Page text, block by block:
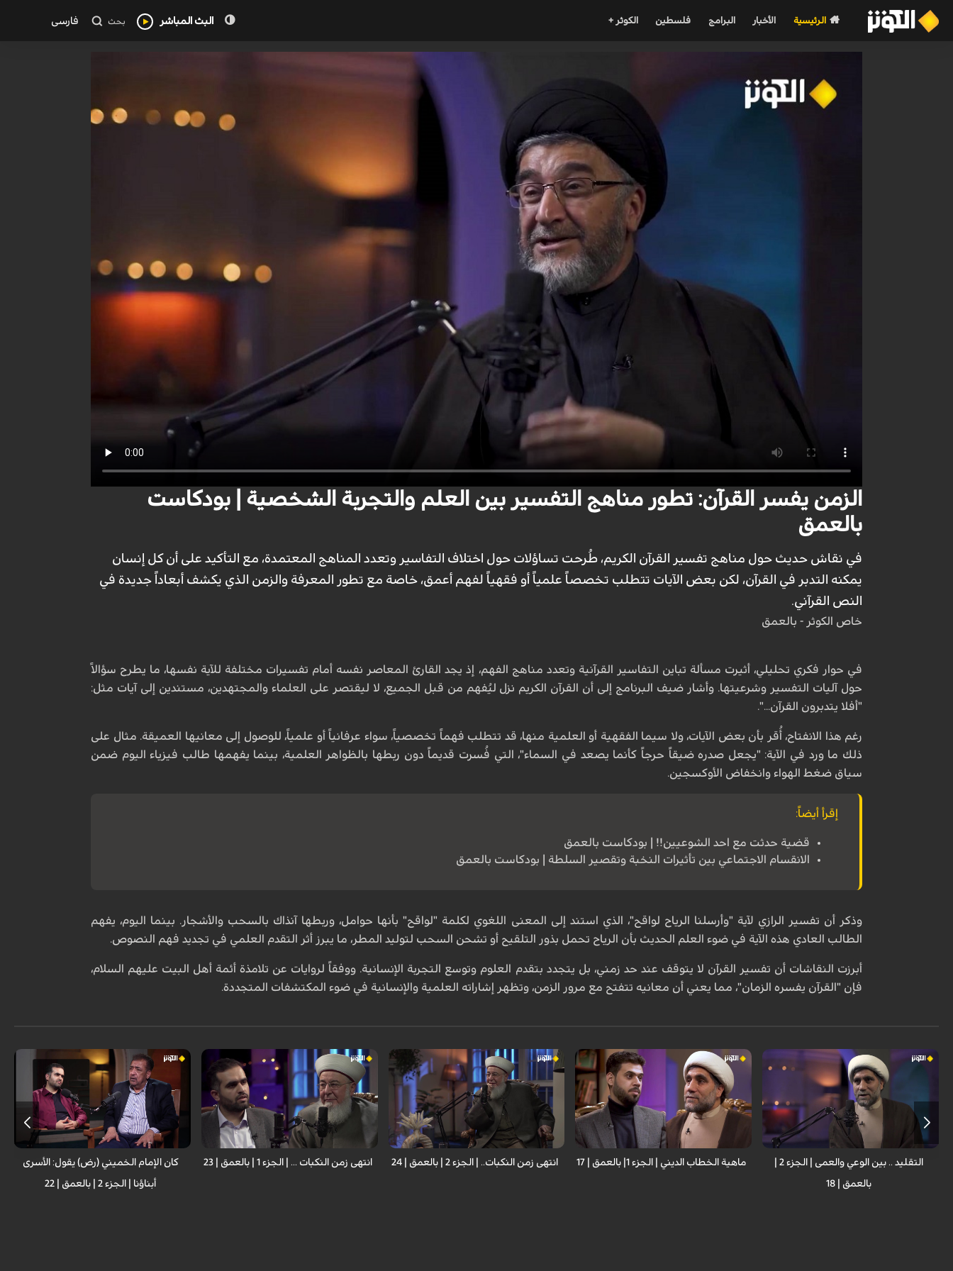
الرئيسية الأخبار البرامج فلسطين الكوثر + البث المباشر بحث فارسی
الزمن يفسر القرآن: تطور مناهج التفسير بين العلم والتجربة الشخصية | بودكاست
بالعمق
في نقاش حديث حول مناهج تفسير القرآن الكريم، طُرحت تساؤلات حول اختلاف التفاسير وتعدد المناهج المعتمدة، مع التأكيد على أن كل إنسان
يمكنه التدبر في القرآن، لكن بعض الآيات تتطلب تخصصاً علمياً أو فقهياً لفهم أعمق، خاصة مع تطور المعرفة والزمن الذي يكشف أبعاداً جديدة في
النص القرآني.
خاص الكوثر - بالعمق
في حوار فكري تحليلي، أثيرت مسألة تباين التفاسير القرآنية وتعدد مناهج الفهم، إذ يجد القارئ المعاصر نفسه أمام تفسيرات مختلفة للآية نفسها، ما يطرح سؤالاً
حول آليات التفسير وشرعيتها. وأشار ضيف البرنامج إلى أن القرآن الكريم نزل ليُفهم من قبل الجميع، لا ليقتصر على العلماء والمجتهدين، مستندين إلى آيات مثل:
"أفلا يتدبرون القرآن...".
رغم هذا الانفتاح، أُقر بأن بعض الآيات، ولا سيما الفقهية أو العلمية منها، قد تتطلب فهماً تخصصياً، سواء عرفانياً أو علمياً، للوصول إلى معانيها العميقة. مثال على
ذلك ما ورد في الآية: "يجعل صدره ضيقاً حرجاً كأنما يصعد في السماء"، التي فُسرت قديماً دون ربطها بالظواهر العلمية، بينما يفهمها طالب فيزياء اليوم ضمن
سياق ضغط الهواء وانخفاض الأوكسجين.
إقرأ أيضاً:
قضية حدثت مع احد الشوعيين!! | بودكاست بالعمق
الانقسام الاجتماعي بين تأثيرات النخبة وتقصير السلطة | بودكاست بالعمق
وذكر أن تفسير الرازي لآية "وأرسلنا الرياح لواقح"، الذي استند إلى المعنى اللغوي لكلمة "لواقح" بأنها حوامل، وربطها آنذاك بالسحب والأشجار. بينما اليوم، يفهم
الطالب العادي هذه الآية في ضوء العلم الحديث بأن الرياح تحمل بذور التلقيح أو تشحن السحب لتوليد المطر، ما يبرز أثر التقدم العلمي في تجديد فهم النصوص.
أبرزت النقاشات أن تفسير القرآن لا يتوقف عند حد زمني، بل يتجدد بتقدم العلوم وتوسع التجربة الإنسانية. ووفقاً لروايات عن تلامذة أئمة أهل البيت عليهم السلام،
فإن "القرآن يفسره الزمان"، مما يعني أن معانيه تتفتح مع مرور الزمن، وتظهر إشاراته العلمية والإنسانية في ضوء المكتشفات المتجددة.
ضيف الحلقة: د. الشيخ محمد علي ميرزائي؛
مؤسس مركز الحضارة لتنمية الفكر الإسلامي
التقليد .. بين الوعي والعمى | الجزء 2 |
بالعمق | 18
ضيف الحلقة: د. الشيخ محمد علي ميرزائي؛
مؤسس مركز الحضارة لتنمية الفكر الإسلامي
ماهية الخطاب الديني | الجزء 1| بالعمق | 17
ضيف الحلقة: الشيخ غازي حنينة، رئيس
تجمع علماء المسلمين في لبنان . تقديم:
محمد علي الباوي
انتهى زمن النكبات.. | الجزء 2 | بالعمق | 24
ضيف الحلقة: الشيخ غازي حنينة، رئيس
تجمع علماء المسلمين في لبنان . تقديم:
محمد علي الباوي
انتهى زمن النكبات ... | الجزء 1 | بالعمق | 23
ضيف الحلقة: عامر ملا عيدي السوداني، كاتب
وصحفي عراقي
تقديم: محمد علي الباوي
كان الإمام الخميني (رض) يقول: الأسرى
أبناؤنا | الجزء 2 | بالعمق | 22